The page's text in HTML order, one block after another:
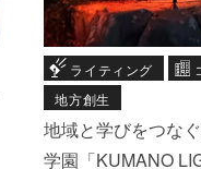
ライティング
地方創生
地域と学びをつな
学園「KUMANO